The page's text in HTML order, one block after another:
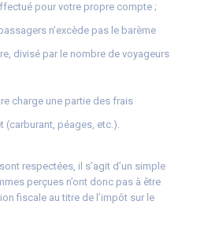
pour votre propre compte ;
n’excède pas le barème
divisé par le nombre de voyageurs
charge une partie des frais
(carburant, péages, etc.).
respectées, il s’agit d’un simple
perçues n’ont donc pas à être
fiscale au titre de l’impôt sur le